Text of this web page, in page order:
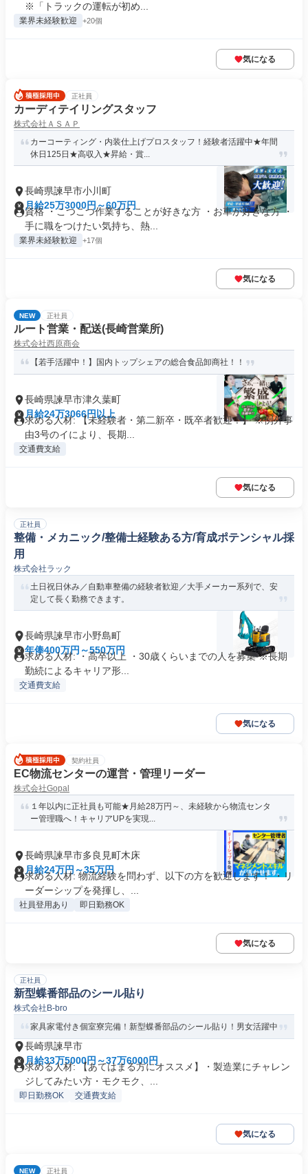
※「トラックの運転が初め...
業界未経験歓迎 +20個
気になる
正社員
カーディテイリングスタッフ
株式会社ＡＳＡＰ
カーコーティング・内装仕上げプロスタッフ！経験者活躍中★年間
休日125日★高収入★昇給・賞...
長崎県諫早市小川町
月給25万3000円～60万円
資格 ・こつこつ作業することが好きな方 ・お車が好きな方 ・
手に職をつけたい気持ち、熱...
業界未経験歓迎 +17個
気になる
NEW 正社員
ルート営業・配送(長崎営業所)
株式会社西原商会
【若手活躍中！】国内トップシェアの総合食品卸商社！！
長崎県諫早市津久葉町
月給24万3066円以上
求める人材: 【未経験者・第二新卒・既卒者歓迎！】 ※例外事
由3号のイにより、長期...
交通費支給
気になる
正社員
整備・メカニック/整備士経験ある方/育成ポテンシャル採
用
株式会社ラック
土日祝日休み／自動車整備の経験者歓迎／大手メーカー系列で、安
定して長く勤務できます。
長崎県諫早市小野島町
年俸400万円～550万円
求める人材: ・高卒以上 ・30歳くらいまでの人を募集 ※長期
勤続によるキャリア形...
交通費支給
気になる
契約社員
EC物流センターの運営・管理リーダー
株式会社Gopal
１年以内に正社員も可能★月給28万円～、未経験から物流センタ
ー管理職へ！キャリアUPを実現...
長崎県諫早市多良見町木床
月給24万円～35万円
求める人材: 物流経験を問わず、以下の方を歓迎します！ ・リ
ーダーシップを発揮し、...
社員登用あり 即日勤務OK
気になる
正社員
新型蝶番部品のシール貼り
株式会社B-bro
家具家電付き個室寮完備！新型蝶番部品のシール貼り！男女活躍中
長崎県諫早市
月給33万5000円～37万6000円
求める人材: 【あてはまる方にオススメ】・製造業にチャレン
ジしてみたい方・モクモク、...
即日勤務OK 交通費支給
気になる
NEW 正社員